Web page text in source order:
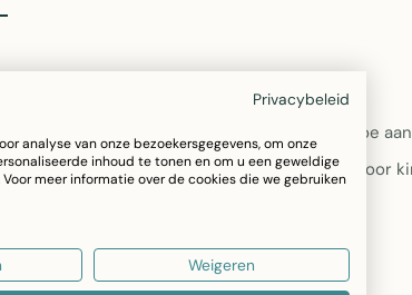
kussen van Mars & More voegt speelsheid toe
vrolijke kleuren is het een absolute topper voor
cm
Privacybeleid
analyse van onze bezoekersgegevens, om onze
inhoud te tonen en om u een geweldige
meer informatie over de cookies die we gebruiken
Weigeren